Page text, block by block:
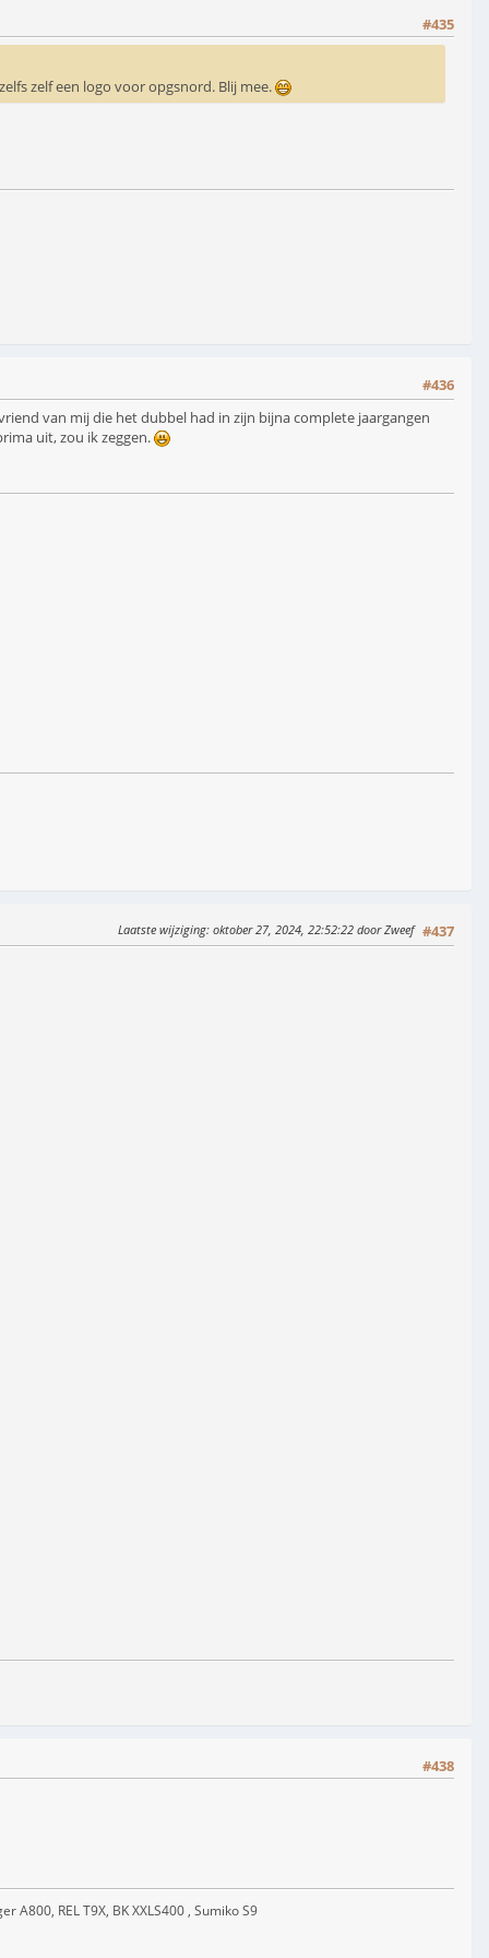
#435
zelf een logo voor opgsnord. Blij mee.
#436
van mij die het dubbel had in zijn bijna complete jaargangen
uit, zou ik zeggen.
#437
Laatste wijziging: oktober 27, 2024, 22:52:22 door Zweef
#438
A800, REL T9X, BK XXLS400 , Sumiko S9